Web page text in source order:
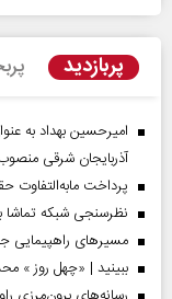
پربازدید
امیرحسین بهداد به
آذربایجان شرقی
پرداخت مابه‌التفاوت
نظرسنجی شبکه
مسیر‌های راهپیمایی
ببینید | «چهل روز »